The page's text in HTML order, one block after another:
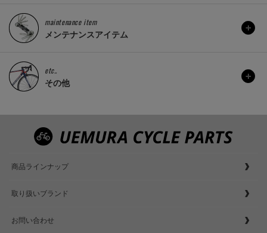
maintenance item
メンテナンスアイテム
etc..
その他
商品ラインナップ
取り扱いブランド
お問い合わせ